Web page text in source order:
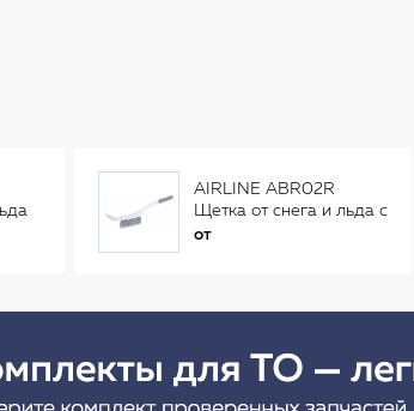
AIRLINE ABR02R
Щетка от снега и льда с
распушенной щетиной
от